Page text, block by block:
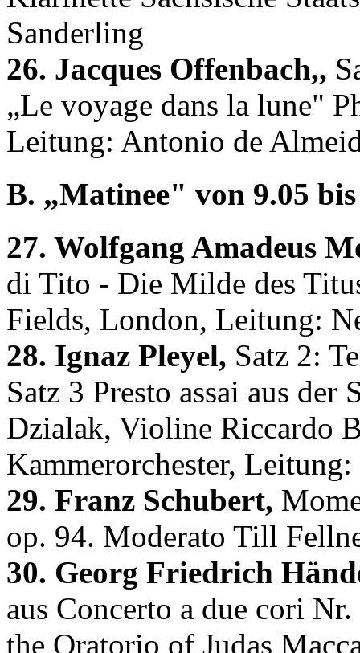
Sanderling
26. Jacques Offenbach,,
„Le voyage dans la lune"
Leitung: Antonio de
B. „Matinee" von 9.05
27. Wolfgang Amadeus
di Tito - Die Milde des
Fields, London, Leitung:
28. Ignaz Pleyel, Satz 2:
Satz 3 Presto assai aus
Dzialak, Violine Riccardo
Kammerorchester,
29. Franz Schubert,
op. 94. Moderato Till
30. Georg Friedrich
aus Concerto a due cori
the Oratorio of Judas